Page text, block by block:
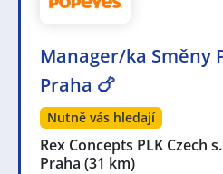
Manager/ka Směny
Praha 🍗
Nutně vás hledají
Rex Concepts PLK Czech
Praha (31 km)